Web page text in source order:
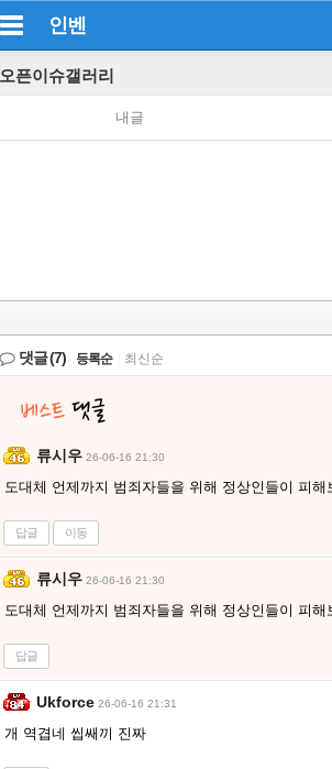
인벤
오픈이슈갤러리
내글
댓글(7) 등록순 최신순
류시우 26-06-16 21:30
도대체 언제까지 범죄자들을 위해 정상인들이 피
답글 이동
류시우 26-06-16 21:30
도대체 언제까지 범죄자들을 위해 정상인들이 피
답글
Ukforce 26-06-16 21:31
개 역겹네 씹쌔끼 진짜